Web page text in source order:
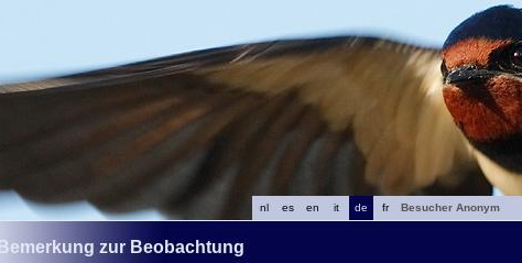
fr
de
it
en
es
nl
Besucher Anonym
Bemerkung zur Beobachtung